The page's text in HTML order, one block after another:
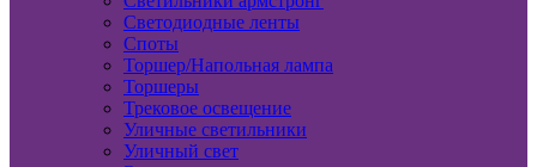
Светодиодные ленты
Споты
Торшер/Напольная лампа
Торшеры
Трековое освещение
Уличные светильники
Уличный свет